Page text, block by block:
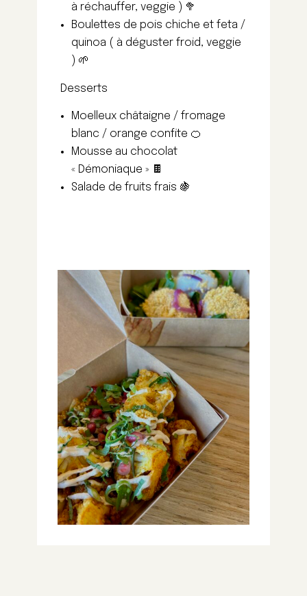
à réchauffer, veggie ) 🥦
Boulettes de pois chiche et feta /
quinoa ( à déguster froid, veggie
) 🌱
Desserts
Moelleux châtaigne / fromage
blanc / orange confite 🍊
Mousse au chocolat
« Démoniaque » 🍫
Salade de fruits frais 🍇